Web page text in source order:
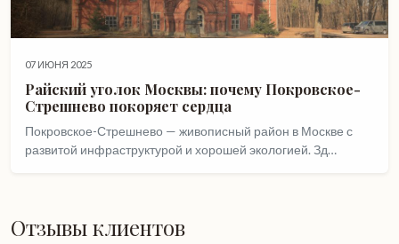
07 ИЮНЯ 2025
Райский уголок Москвы: почему Покровское-
Стрешнево покоряет сердца
Покровское-Стрешнево — живописный район в Москве с
развитой инфраструктурой и хорошей экологией. Зд…
Отзывы клиентов